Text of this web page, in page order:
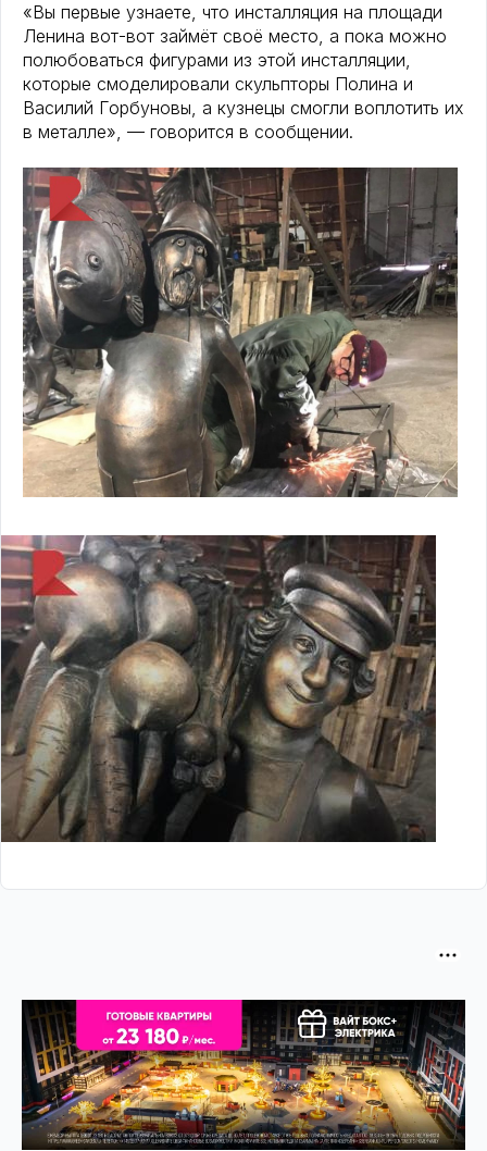
«Вы первые узнаете, что инсталляция на площади
Ленина вот-вот займёт своё место, а пока можно
полюбоваться фигурами из этой инсталляции,
которые смоделировали скульпторы Полина и
Василий Горбуновы, а кузнецы смогли воплотить их
в металле», — говорится в сообщении.